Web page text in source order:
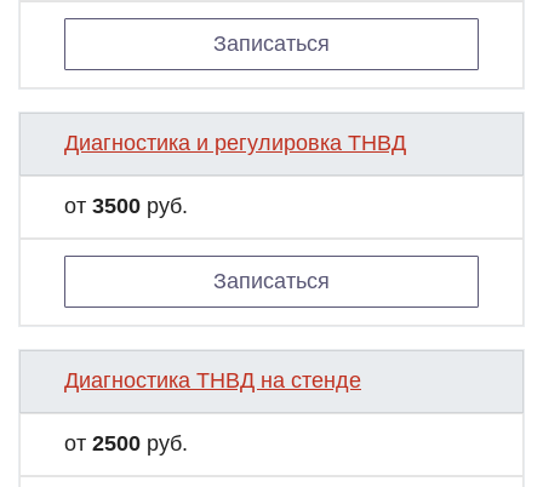
Записаться
Диагностика и регулировка ТНВД
от 3500 руб.
Записаться
Диагностика ТНВД на стенде
от 2500 руб.